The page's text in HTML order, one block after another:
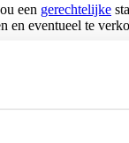
een gerechtelijke
en eventueel te
sms’en en